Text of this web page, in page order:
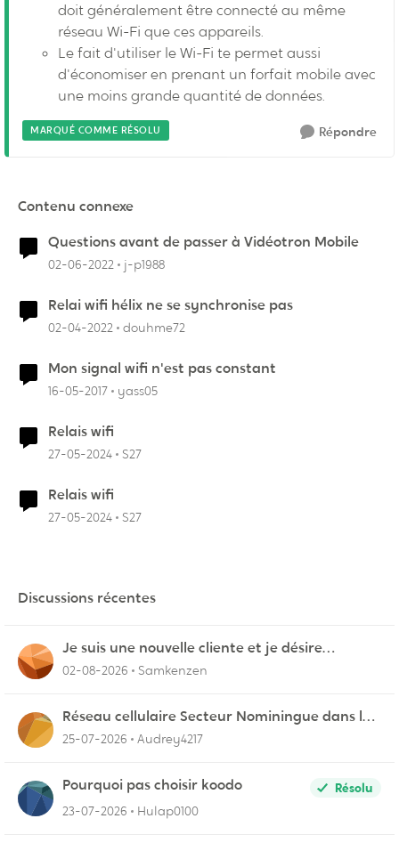
doit généralement être connecté au même
réseau Wi-Fi que ces appareils.
Le fait d'utiliser le Wi-Fi te permet aussi
d'économiser en prenant un forfait mobile avec
une moins grande quantité de données.
MARQUÉ COMME RÉSOLU Répondre
Contenu connexe
Questions avant de passer à Vidéotron Mobile
02-06-2022 j-p1988
Relai wifi hélix ne se synchronise pas
02-04-2022 douhme72
Mon signal wifi n'est pas constant
16-05-2017 yass05
Relais wifi
27-05-2024 S27
Relais wifi
27-05-2024 S27
Discussions récentes
Je suis une nouvelle cliente et je désire
connecter mon appareil sur videotron
02-08-2026 Samkenzen
Réseau cellulaire Secteur Nominingue dans les
Hautes-Laurentides instable
25-07-2026 Audrey4217
Pourquoi pas choisir koodo
Résolu
23-07-2026
Hulap0100